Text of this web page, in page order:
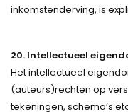
inkomstenderving, is
20. Intellectueel
Het intellectueel
(auteurs)rechten op
tekeningen, schema’s